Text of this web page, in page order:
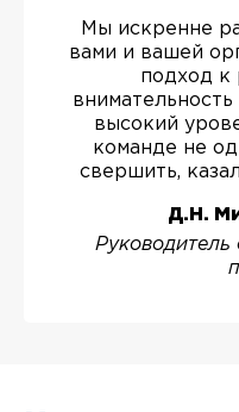
Мы искренне
вами и вашей
подход к
высокий
команде не
свершить,
Д.Н.
Руководитель